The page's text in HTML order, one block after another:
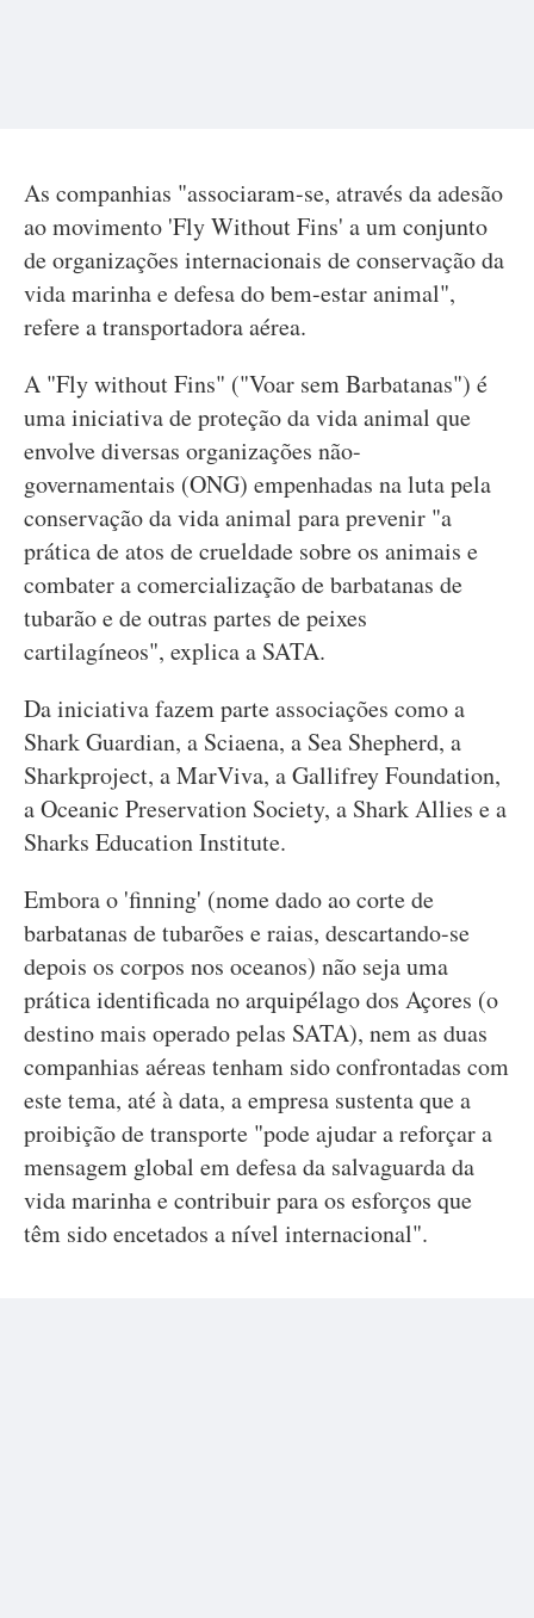
As companhias "associaram-se, através da adesão
ao movimento 'Fly Without Fins' a um conjunto
de organizações internacionais de conservação da
vida marinha e defesa do bem-estar animal",
refere a transportadora aérea.
A "Fly without Fins" ("Voar sem Barbatanas") é
uma iniciativa de proteção da vida animal que
envolve diversas organizações não-
governamentais (ONG) empenhadas na luta pela
conservação da vida animal para prevenir "a
prática de atos de crueldade sobre os animais e
combater a comercialização de barbatanas de
tubarão e de outras partes de peixes
cartilagíneos", explica a SATA.
Da iniciativa fazem parte associações como a
Shark Guardian, a Sciaena, a Sea Shepherd, a
Sharkproject, a MarViva, a Gallifrey Foundation,
a Oceanic Preservation Society, a Shark Allies e a
Sharks Education Institute.
Embora o 'finning' (nome dado ao corte de
barbatanas de tubarões e raias, descartando-se
depois os corpos nos oceanos) não seja uma
prática identificada no arquipélago dos Açores (o
destino mais operado pelas SATA), nem as duas
companhias aéreas tenham sido confrontadas com
este tema, até à data, a empresa sustenta que a
proibição de transporte "pode ajudar a reforçar a
mensagem global em defesa da salvaguarda da
vida marinha e contribuir para os esforços que
têm sido encetados a nível internacional".